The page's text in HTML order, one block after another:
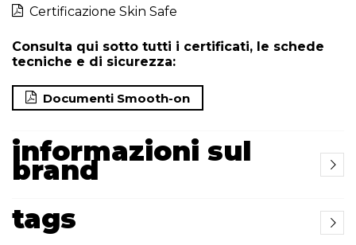
Certificazione Skin Safe
Consulta qui sotto tutti i certificati, le schede
tecniche e di sicurezza:
Documenti Smooth-on
informazioni sul
brand
tags